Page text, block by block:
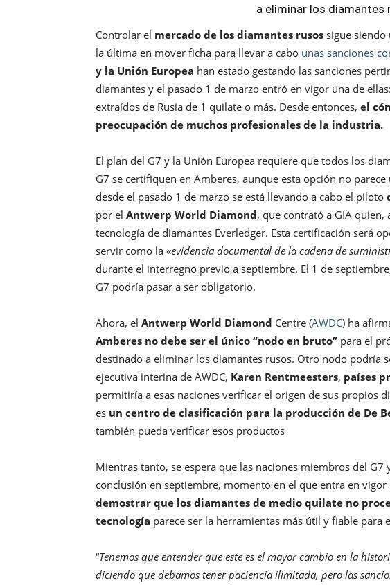
a eliminar los diamantes
Controlar el mercado de los diamantes rusos sigue siendo
la última en mover ficha para llevar a cabo unas sanciones
y la Unión Europea han estado gestando las sanciones
diamantes y el pasado 1 de marzo entró en vigor una de
extraídos de Rusia de 1 quilate o más. Desde entonces, el
preocupación de muchos profesionales de la industria.
El plan del G7 y la Unión Europea requiere que todos los
G7 se certifiquen en Amberes, aunque esta opción no
desde el pasado 1 de marzo se está llevando a cabo el piloto
por el Antwerp World Diamond, que contrató a GIA quien,
tecnología de diamantes Everledger. Esta certificación será
servir como la «evidencia documental de la cadena de
durante el interregno previo a septiembre. El 1 de
G7 podría pasar a ser obligatorio.
Ahora, el Antwerp World Diamond Centre (AWDC) ha
Amberes no debe ser el único “nodo en bruto” para el
destinado a eliminar los diamantes rusos. Otro nodo podría
ejecutiva interina de AWDC, Karen Rentmeesters, países
permitiría a esas naciones verificar el origen de sus propios
es un centro de clasificación para la producción de De
también pueda verificar esos productos
Mientras tanto, se espera que las naciones miembros del G7
conclusión en septiembre, momento en el que entra en vigor
demostrar que los diamantes de medio quilate no
tecnología parece ser la herramientas más útil y fiable para
“Tenemos que entender que este es el mayor cambio en la
diciendo que debamos tener paciencia ilimitada, pero las